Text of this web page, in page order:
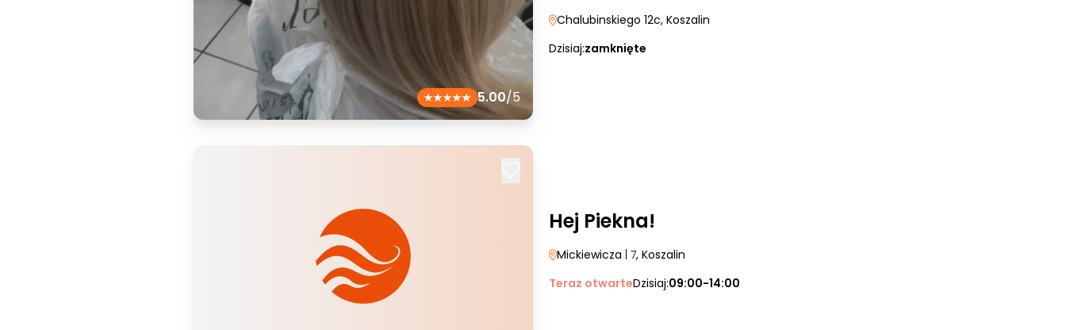
5.00/5
Chalubinskiego 12c, Koszalin
Dzisiaj:zamknięte
Hej Piekna!
Mickiewicza | 7, Koszalin
Teraz otwarteDzisiaj:09:00-14:00